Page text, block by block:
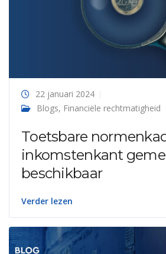
22 januari 2024
Blogs, Financiële rechtmatigheid
Toetsbare
inkomstenkant
beschikbaar
Verder lezen